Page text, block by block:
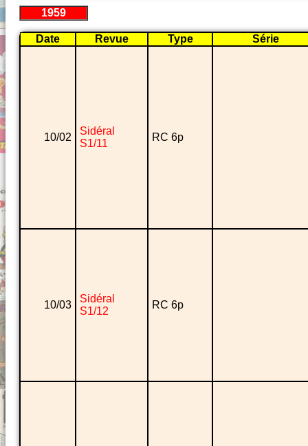
1959
Date Revue Type Série
10/02
Sidéral
S1/11
RC 6p
10/03
Sidéral
S1/12
RC 6p